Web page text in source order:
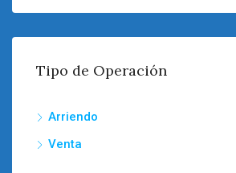
Tipo de Operación
Arriendo
Venta